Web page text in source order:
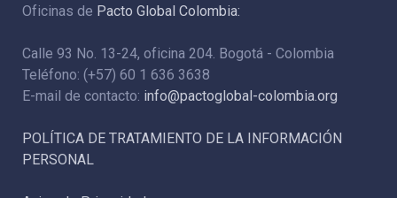
Oficinas de Pacto Global Colombia:
Calle 93 No. 13-24, oficina 204. Bogotá - Colombia
Teléfono: (+57) 60 1 636 3638
E-mail de contacto: info@pactoglobal-colombia.org
POLÍTICA DE TRATAMIENTO DE LA INFORMACIÓN
PERSONAL